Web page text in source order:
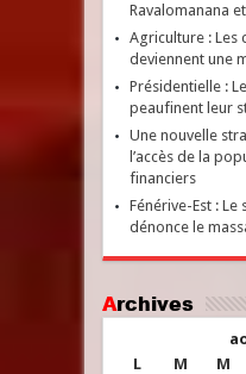
Ravalomanana
Agriculture : Les
deviennent une
Présidentielle :
peaufinent leur
Une nouvelle
l’accès de la
financiers
Fénérive-Est :
dénonce le
Archives
L
M M